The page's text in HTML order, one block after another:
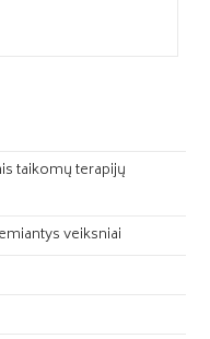
taikomų terapijų
veiksniai